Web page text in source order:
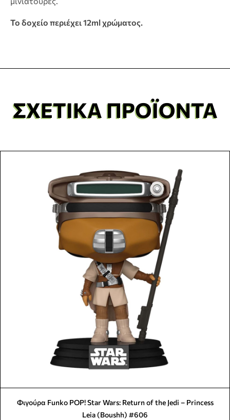
Το δοχείο περιέχει 12ml χρώματος.
ΣΧΕΤΙΚΆ ΠΡΟΪΌΝΤΑ
Φιγούρα Funko POP! Star Wars: Return of the Jedi – Princess
Leia (Boushh) #606